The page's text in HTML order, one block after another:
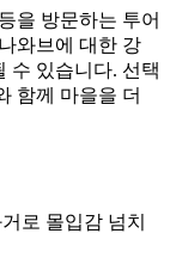
을 방문하는 투어
와브에 대한 강
수 있습니다. 선택
함께 마을을 더
로 몰입감 넘치